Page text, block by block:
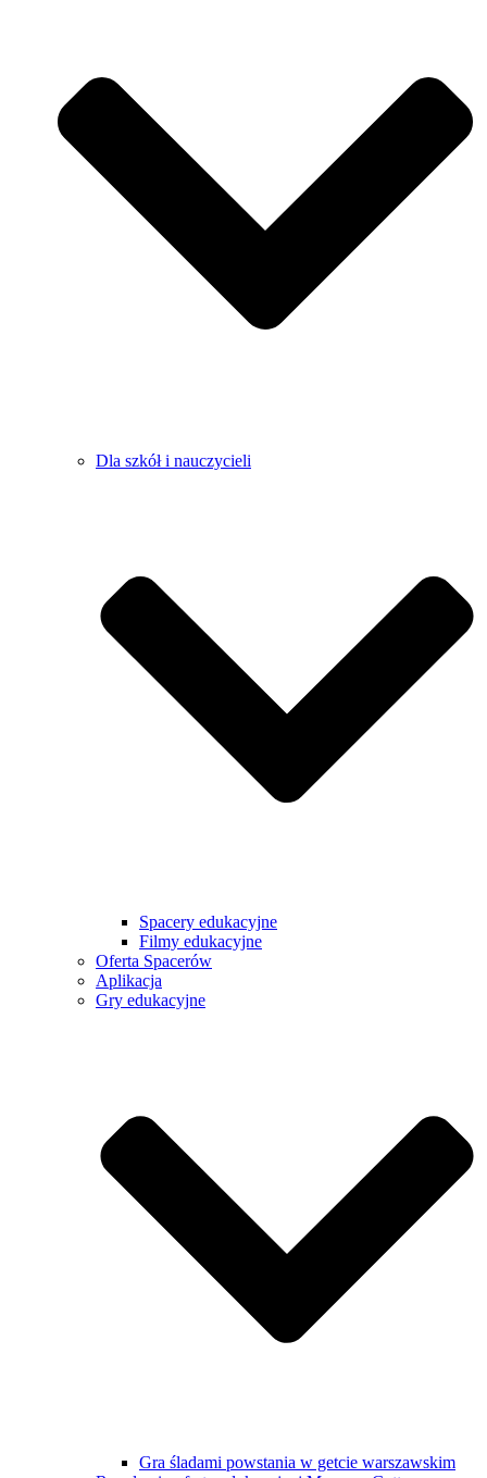
Dla szkół i nauczycieli
Spacery edukacyjne
Filmy edukacyjne
Oferta Spacerów
Aplikacja
Gry edukacyjne
Gra śladami powstania w getcie warszawskim